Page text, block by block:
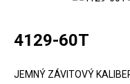
4129-60T
JEMNÝ ZÁVITOVÝ